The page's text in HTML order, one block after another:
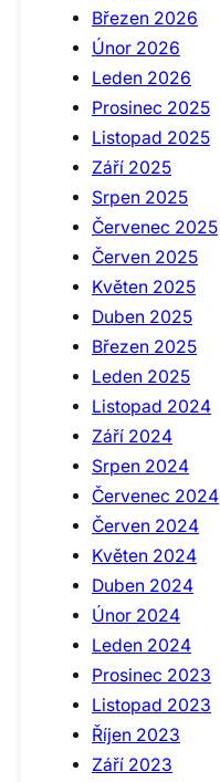
Březen 2026
Únor 2026
Leden 2026
Prosinec 2025
Listopad 2025
Září 2025
Srpen 2025
Červenec 2025
Červen 2025
Květen 2025
Duben 2025
Březen 2025
Leden 2025
Listopad 2024
Září 2024
Srpen 2024
Červenec 2024
Červen 2024
Květen 2024
Duben 2024
Únor 2024
Leden 2024
Prosinec 2023
Listopad 2023
Říjen 2023
Září 2023